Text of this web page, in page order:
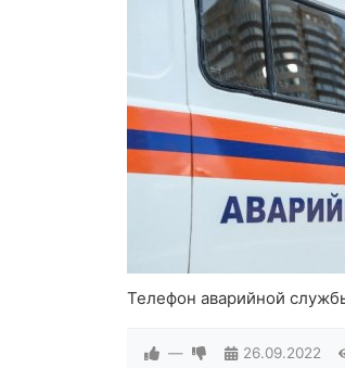
Телефон аварийной
— 26.09.2022